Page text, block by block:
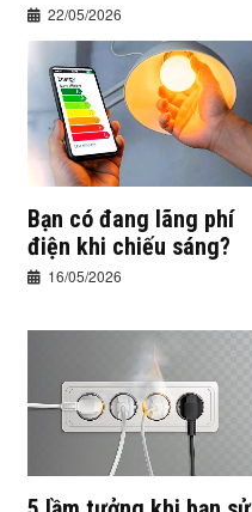
22/05/2026
Bạn có đang lãng phí
điện khi chiếu sáng?
16/05/2026